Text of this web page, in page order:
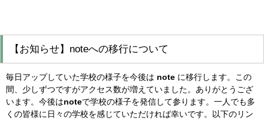
【お知らせ】noteへの移行について
毎日アップしていた学校の様子を今後は note に移行します。この
間、少しずつですがアクセス数が増えていました。ありがとうござ
います。今後はnoteで学校の様子を発信して参ります。一人でも多
くの皆様に日々の学校を感じていただければ幸いです。以下のリン